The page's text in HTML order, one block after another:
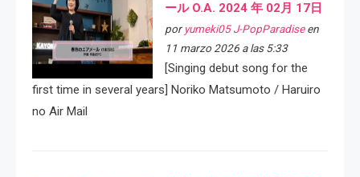
ール O.A. 2024 年 02月 17日
por yumeki05 J-PopParadiseen
11 marzo 2026 a las 5:33
[Singing debut song for the
first time in several years] Noriko Matsumoto / Haruiro
no Air Mail